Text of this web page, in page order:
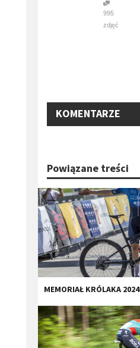
995
zdjęć
KOMENTARZE
Powiązane treści
MEMORIAŁ KRÓLAKA 2024